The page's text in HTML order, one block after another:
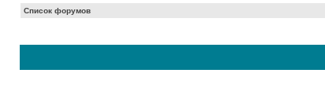
Список форумов